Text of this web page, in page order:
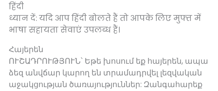
हिंदी
ध्यान दें: यदि आप हिंदी बोलते हैं तो आपके लिए मुफ्त में
भाषा सहायता सेवाएं उपलब्ध हैं।
Հայերեն
ՈՒՇԱԴՐՈՒԹՅՈՒՆ՝ Եթե խոսում եք հայերեն, ապա
ձեզ անվճար կարող են տրամադրվել լեզվական
աջակցության ծառայություններ: Զանգահարեք